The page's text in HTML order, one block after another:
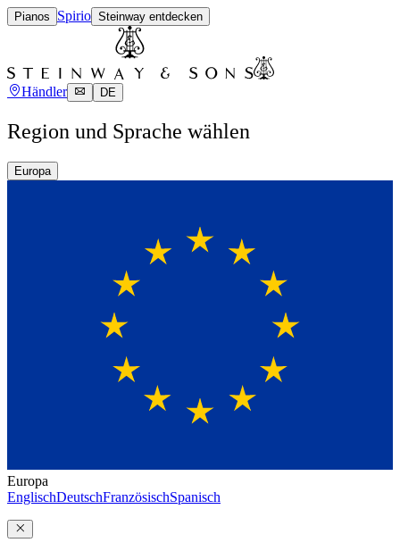
Pianos Spirio Steinway entdecken
Händler DE
Region und Sprache wählen
Europa
Europa
EnglischDeutschFranzösischSpanisch